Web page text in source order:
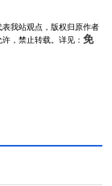
我站观点，版权归原作者
，禁止转载。详见： 免